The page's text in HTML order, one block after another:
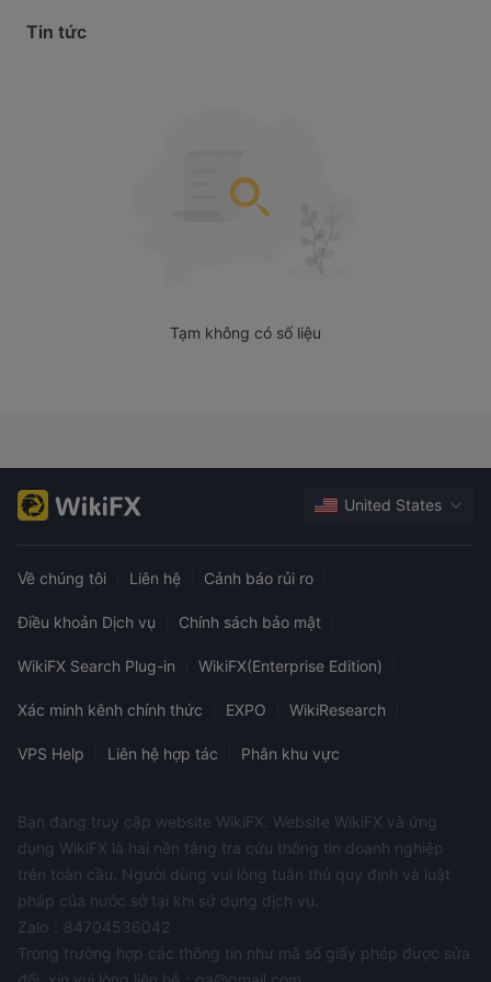
Tin tức
Tạm không có số liệu
United States
Về chúng tôi Liên hệ Cảnh báo rủi ro
Điều khoản Dịch vụ Chính sách bảo mật
WikiFX Search Plug-in WikiFX(Enterprise Edition)
Xác minh kênh chính thức EXPO WikiResearch
VPS Help Liên hệ hợp tác Phân khu vực
Bạn đang truy cập website WikiFX. Website WikiFX và ứng
dụng WikiFX là hai nền tảng tra cứu thông tin doanh nghiệp
trên toàn cầu. Người dùng vui lòng tuân thủ quy định và luật
pháp của nước sở tại khi sử dụng dịch vụ.
Zalo：84704536042
Trong trường hợp các thông tin như mã số giấy phép được sửa